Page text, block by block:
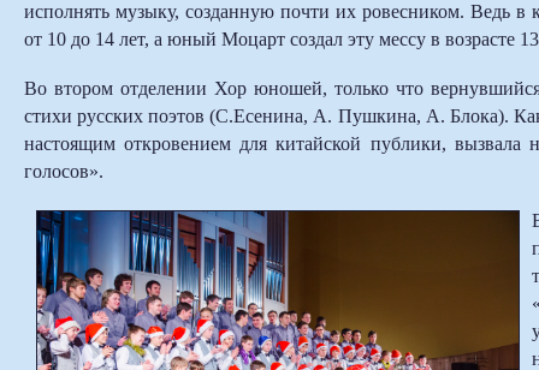
исполнять музыку, созданную почти их ровесником. Ведь
от 10 до 14 лет, а юный Моцарт создал эту мессу в возрасте
Во втором отделении Хор юношей, только что
стихи русских поэтов (С.Есенина, А. Пушкина, А. Блока).
настоящим откровением для китайской публики,
голосов».